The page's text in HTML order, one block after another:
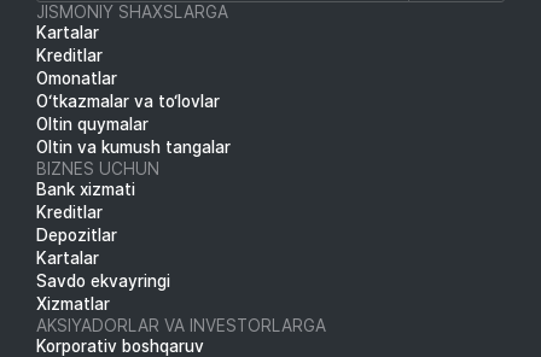
JISMONIY SHAXSLARGA
Kartalar
Kreditlar
Omonatlar
O‘tkazmalar va to‘lovlar
Oltin quymalar
Oltin va kumush tangalar
BIZNES UCHUN
Bank xizmati
Kreditlar
Depozitlar
Kartalar
Savdo ekvayringi
Xizmatlar
AKSIYADORLAR VA INVESTORLARGA
Korporativ boshqaruv